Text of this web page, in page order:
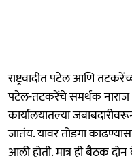
राष्ट्रवादीत पटेल आणि
पटेल-तटकरेंचे समर्थक नाराज
कार्यालयातल्या
जातंय. यावर तोडगा
आली होती. मात्र ही बैठक